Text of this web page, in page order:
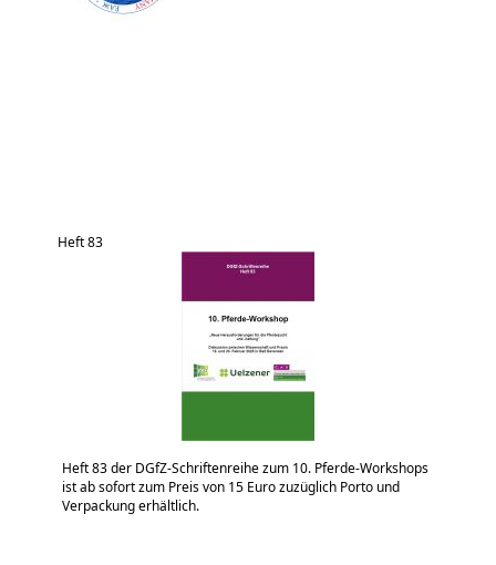
Heft 83
Heft 83 der DGfZ-Schriftenreihe zum 10. Pferde-Workshops
ist ab sofort zum Preis von 15 Euro zuzüglich Porto und
Verpackung erhältlich.